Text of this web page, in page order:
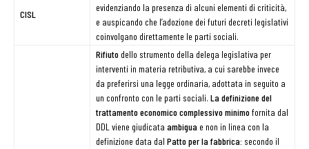
CISL
evidenziando la presenza di alcuni elementi di criticità,
e auspicando che l’adozione dei futuri decreti legislativi
coinvolgano direttamente le parti sociali.
Rifiuto dello strumento della delega legislativa per
interventi in materia retributiva, a cui sarebbe invece
da preferirsi una legge ordinaria, adottata in seguito a
un confronto con le parti sociali. La definizione del
trattamento economico complessivo minimo fornita dal
DDL viene giudicata ambigua e non in linea con la
definizione data dal Patto per la fabbrica: secondo il